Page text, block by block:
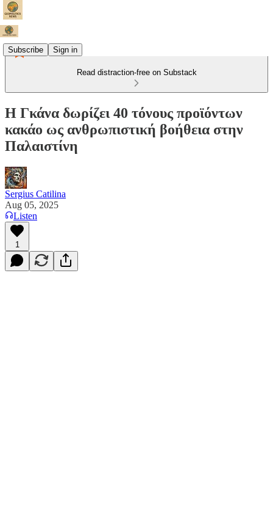
Subscribe Sign in
Read distraction-free on Substack
Η Γκάνα δωρίζει 40 τόνους προϊόντων
κακάο ως ανθρωπιστική βοήθεια στην
Παλαιστίνη
Sergius Catilina
Aug 05, 2025
Listen
1